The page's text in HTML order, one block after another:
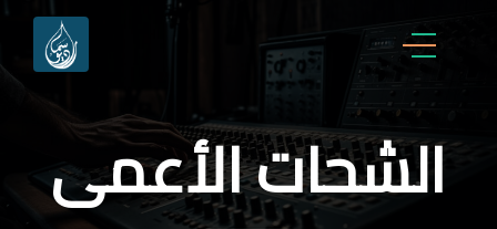
الشحات الأعمى